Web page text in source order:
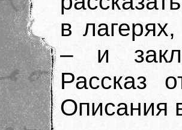
в
– и
Рассказ
Описания